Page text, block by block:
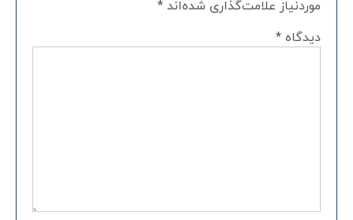
موردنیاز علامت‌گذاری شده‌اند *
دیدگاه *